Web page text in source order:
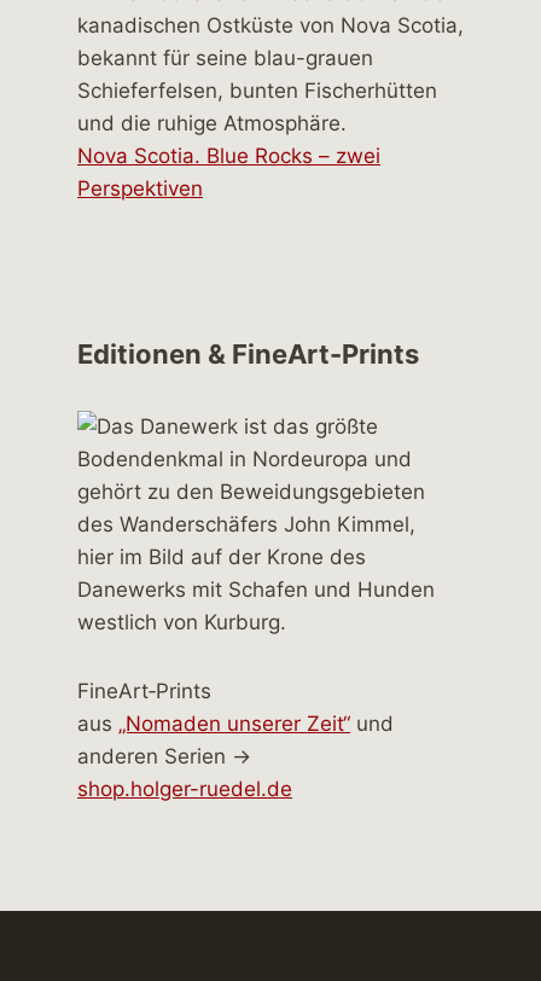
Nova Scotia. Blue Rocks – zwei
Perspektiven
Editionen & FineArt-Prints
FineArt‑Prints
aus „Nomaden unserer Zeit“ und
anderen Serien →
shop.holger-ruedel.de